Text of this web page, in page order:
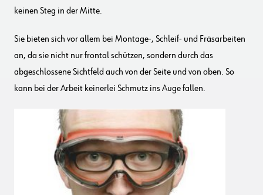
keinen Steg in der Mitte.
Sie bieten sich vor allem bei Montage-, Schleif- und Fräsarbeiten
an, da sie nicht nur frontal schützen, sondern durch das
abgeschlossene Sichtfeld auch von der Seite und von oben. So
kann bei der Arbeit keinerlei Schmutz ins Auge fallen.